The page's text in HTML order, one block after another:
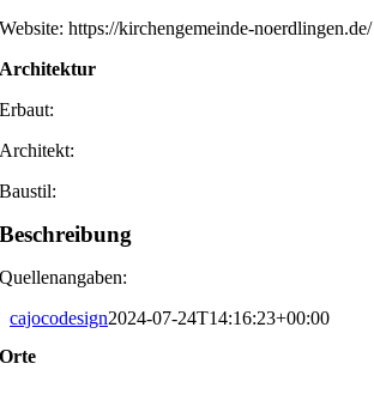
Website: https://kirchengemeinde-noerdlingen.de/
Architektur
Erbaut:
Architekt:
Baustil:
Beschreibung
Quellenangaben:
cajocodesign2024-07-24T14:16:23+00:00
Orte